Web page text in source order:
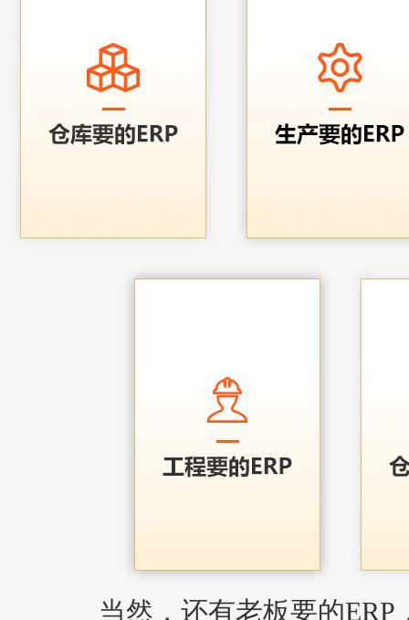
当然，还有老板要的ERP